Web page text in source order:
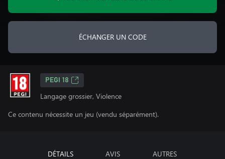
ÉCHANGER UN CODE
PEGI 18
Langage grossier, Violence
Ce contenu nécessite un jeu (vendu séparément).
DÉTAILS AVIS AUTRES